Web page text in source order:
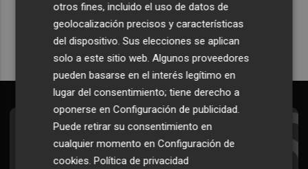
Quiero suscribirme
Suscríbete al Boletín
Todos los días a primera hora en tu email
otros fines, incluido el uso de datos de
geolocalización precisos y características
del dispositivo. Sus elecciones se aplican
solo a este sitio web. Algunos proveedores
pueden basarse en el interés legítimo en
lugar del consentimiento; tiene derecho a
oponerse enConfiguración de publicidad.
Puede retirar su consentimiento en
cualquier momento enConfiguración de
cookies.Política de privacidad